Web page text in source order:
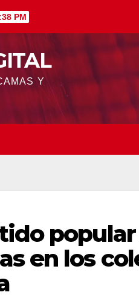
PM
Y
en los